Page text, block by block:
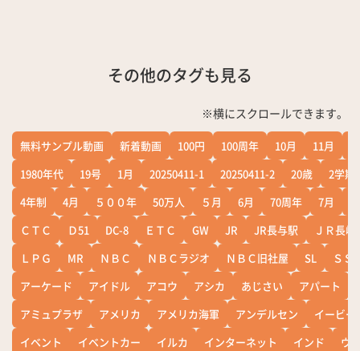
その他のタグも見る
※横にスクロールできます。
無料サンプル動画 新着動画 100円 100周年 10月 11月
1980年代
19号 1月 20250411-1 20250411-2 20歳
2学期
4年制
4月 ５００年 50万人 ５月 6月 70周年 7月
ＣＴＣ
Ｄ51 DC-8 ＥＴＣ GW JR JR長与駅
ＪＲ長崎
ＬＰＧ
MR ＮＢＣ ＮＢＣラジオ ＮＢＣ旧社屋 SL
ＳＳ
アーケード
アイドル アコウ アシカ あじさい アパート
アミュプラザ
アメリカ アメリカ海軍 アンデルセン
イービー
イベント
イベントカー イルカ インターネット インド
ウ